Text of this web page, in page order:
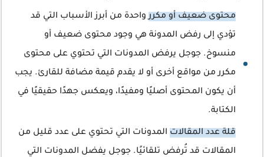
محتوى ضعيف أو مكررواحدة من أبرز الأسباب التي قد
تؤدي إلى رفض المدونة هي وجود محتوى ضعيف أو
منسوخ. جوجل يرفض المدونات التي تحتوي على محتوى
مكرر من مواقع أخرى أو لا يقدم قيمة مضافة للقارئ. يجب
أن يكون المحتوى أصليًا ومفيدًا، ويعكس جهدًا حقيقيًا في
الكتابة.
قلة عدد المقالات المدونات التي تحتوي على عدد قليل من
المقالات قد تُرفض تلقائيًا. جوجل يفضل المدونات التي